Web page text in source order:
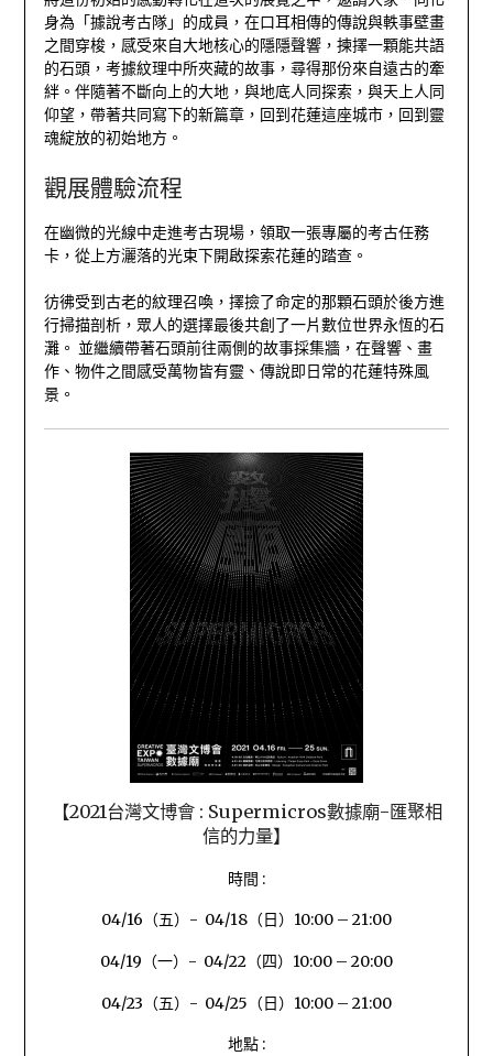
身為「據說考古隊」的成員，在口耳相傳的傳說與軼事壁畫
之間穿梭，感受來自大地核心的隱隱聲響，揀擇一顆能共語
的石頭，考據紋理中所夾藏的故事，尋得那份來自遠古的牽
絆。伴隨著不斷向上的大地，與地底人同探索，與天上人同
仰望，帶著共同寫下的新篇章，回到花蓮這座城市，回到靈
魂綻放的初始地方。
觀展體驗流程
在幽微的光線中走進考古現場，領取一張專屬的考古任務
卡，從上方灑落的光束下開啟探索花蓮的踏查。
彷彿受到古老的紋理召喚，擇撿了命定的那顆石頭於後方進
行掃描剖析，眾人的選擇最後共創了一片數位世界永恆的石
灘。 並繼續帶著石頭前往兩側的故事採集牆，在聲響、畫
作、物件之間感受萬物皆有靈、傳說即日常的花蓮特殊風
景。
【2021台灣文博會 : Supermicros數據廟-匯聚相
信的力量】
時間 :
04/16（五）- 04/18（日）10:00 – 21:00
04/19（一）- 04/22（四）10:00 – 20:00
04/23（五）- 04/25（日）10:00 – 21:00
地點 :